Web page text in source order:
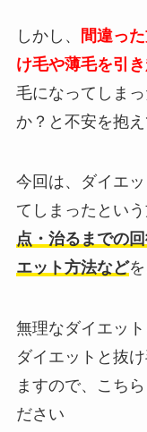
しかし、
間違っ
け毛や薄毛を引
毛になってしま
か？と不安を抱え
今回は、ダイエ
てしまったという
点・治るまでの
エット方法など
無理なダイエッ
ダイエットと抜
ますので、こち
ださい